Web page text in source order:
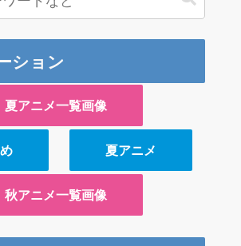
ション
夏アニメ一覧画像
夏アニメ
秋アニメ一覧画像